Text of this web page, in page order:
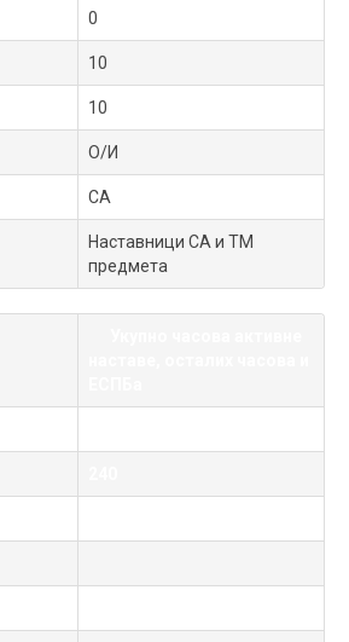
0
10
10
О/И
СА
Наставници СА и ТМ
предмета